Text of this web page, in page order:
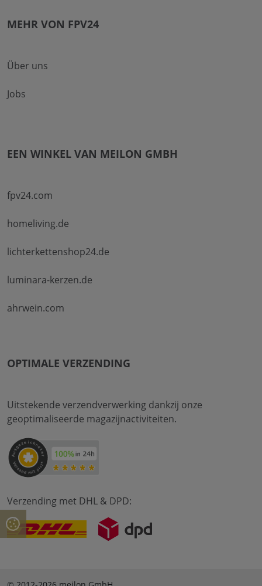
MEHR VON FPV24
Über uns
Jobs
EEN WINKEL VAN MEILON GMBH
fpv24.com
homeliving.de
lichterkettenshop24.de
luminara-kerzen.de
ahrwein.com
OPTIMALE VERZENDING
Uitstekende verzendverwerking dankzij onze
geoptimaliseerde magazijnactiviteiten.
Verzending met DHL & DPD: